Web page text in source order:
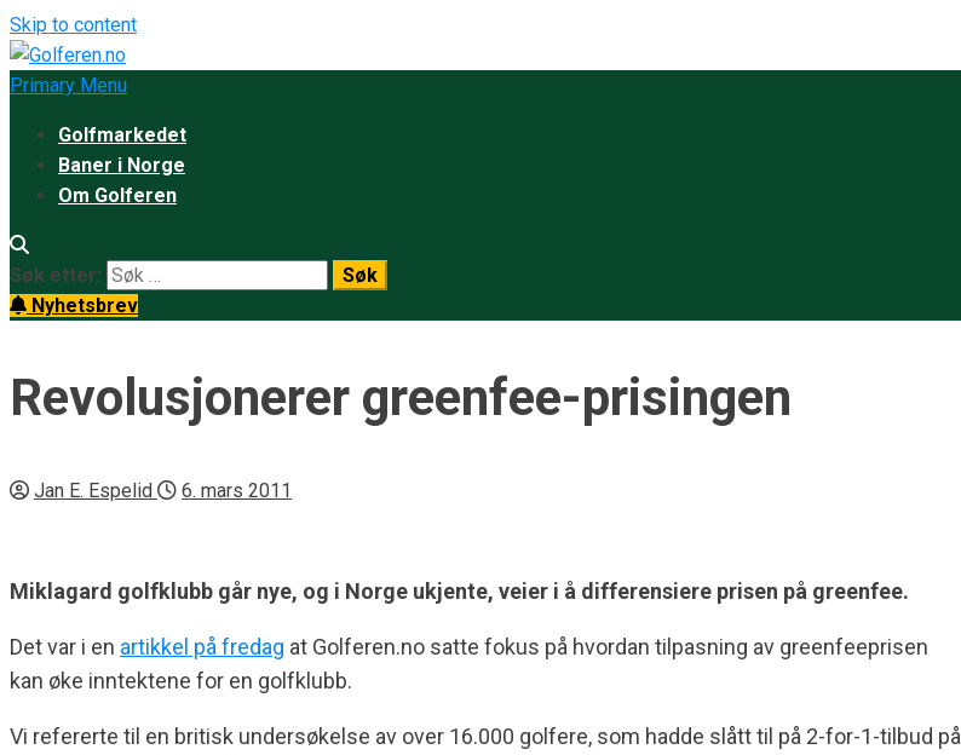
Skip to content
Primary Menu
Golfmarkedet
Baner i Norge
Om Golferen
Søk etter:
Nyhetsbrev
Revolusjonerer greenfee-prisingen
Jan E. Espelid 6. mars 2011
Miklagard golfklubb går nye, og i Norge ukjente, veier i å differensiere prisen på greenfee.
Det var i en artikkel på fredag at Golferen.no satte fokus på hvordan tilpasning av greenfeeprisen
kan øke inntektene for en golfklubb.
Vi refererte til en britisk undersøkelse av over 16.000 golfere, som hadde slått til på 2-for-1-tilbud på